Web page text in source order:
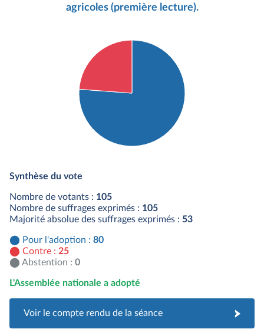
agricoles (première lecture).
Synthèse du vote
Nombre de votants : 105
Nombre de suffrages exprimés : 105
Majorité absolue des suffrages exprimés : 53
Pour l'adoption : 80
Contre : 25
Abstention : 0
L'Assemblée nationale a adopté
Voir le compte rendu de la séance